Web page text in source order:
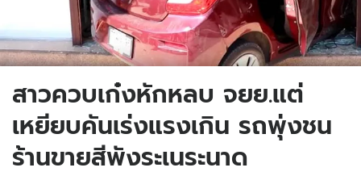
สาวควบเก๋งหักหลบ จยย.แต่
เหยียบคันเร่งแรงเกิน รถพุ่งชน
ร้านขายสีพังระเนระนาด